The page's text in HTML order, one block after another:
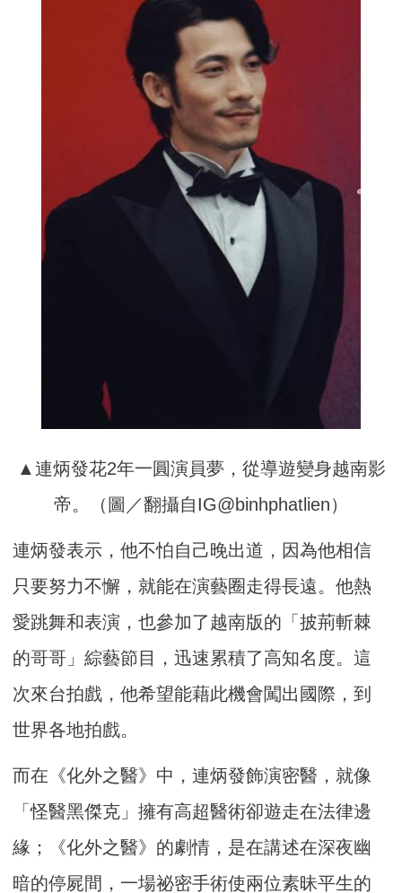
▲連炳發花2年一圓演員夢，從導遊變身越南影
帝。（圖／翻攝自IG@binhphatlien）
連炳發表示，他不怕自己晚出道，因為他相信
只要努力不懈，就能在演藝圈走得長遠。他熱
愛跳舞和表演，也參加了越南版的「披荊斬棘
的哥哥」綜藝節目，迅速累積了高知名度。這
次來台拍戲，他希望能藉此機會闖出國際，到
世界各地拍戲。
而在《化外之醫》中，連炳發飾演密醫，就像
「怪醫黑傑克」擁有高超醫術卻遊走在法律邊
緣；《化外之醫》的劇情，是在講述在深夜幽
暗的停屍間，一場祕密手術使兩位素昧平生的